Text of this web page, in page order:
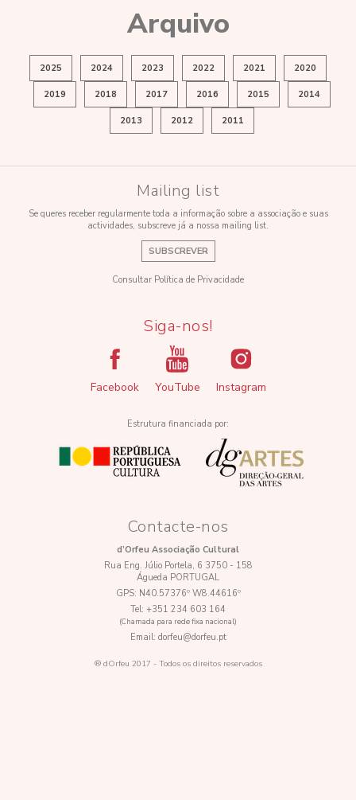
Arquivo
2025 2024 2023 2022 2021 2020
2019 2018 2017 2016 2015 2014
2013 2012 2011
Mailing list
Se queres receber regularmente toda a informação sobre a associação e suas
actividades, subscreve já a nossa mailing list.
SUBSCREVER
Consultar Política de Privacidade
Siga-nos!
Facebook YouTube Instagram
Estrutura financiada por:
Contacte-nos
d’Orfeu Associação Cultural
Rua Eng. Júlio Portela, 6 3750 - 158
Águeda PORTUGAL
GPS: N40.57376º W8.44616º
Tel: +351 234 603 164
(Chamada para rede fixa nacional)
Email: dorfeu@dorfeu.pt
® dOrfeu 2017 - Todos os direitos reservados